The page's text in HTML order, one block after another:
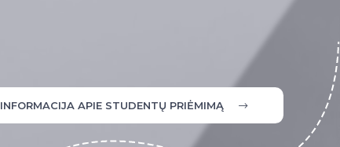
INFORMACIJA APIE STUDENTŲ PRIĖMIMĄ